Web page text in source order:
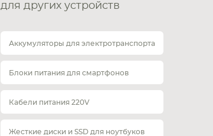
для других устройств
Аккумуляторы для электротранспорта
Блоки питания для смартфонов
Кабели питания 220V
Жесткие диски и SSD для ноутбуков